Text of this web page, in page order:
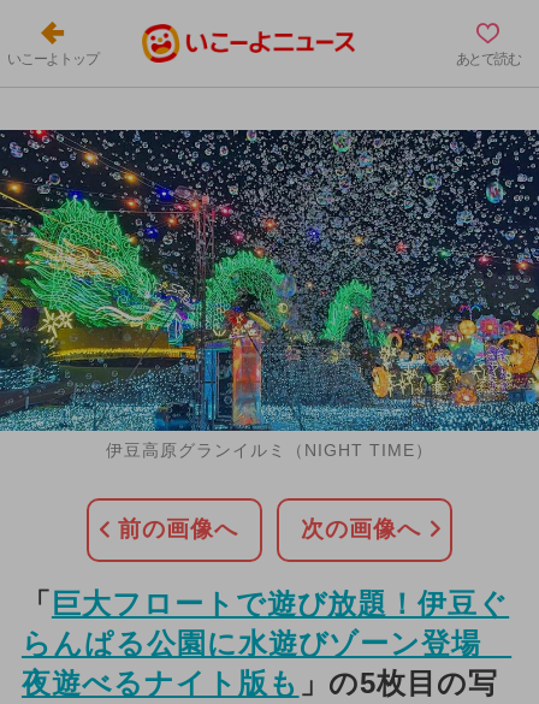
いこーよトップ あとで読む
伊豆高原グランイルミ（NIGHT TIME）
前の画像へ 次の画像へ
「 巨大フロートで遊び放題！伊豆ぐ
らんぱる公園に水遊びゾーン登場
夜遊べるナイト版も 」の5枚目の写